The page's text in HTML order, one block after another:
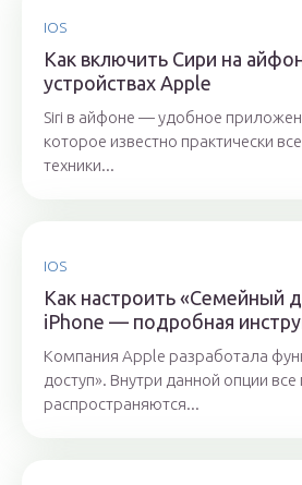
IOS
Как включить Сири на
устройствах Apple
Siri в айфоне — удобное
которое известно практически
техники...
IOS
Как настроить «Семейный
iPhone — подробная
Компания Apple разработала
доступ». Внутри данной опции все
распространяются...